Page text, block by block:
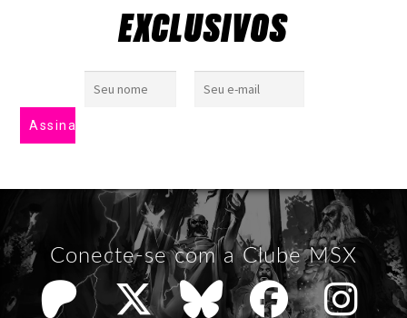
EXCLUSIVOS
Conecte-se com a Clube MSX